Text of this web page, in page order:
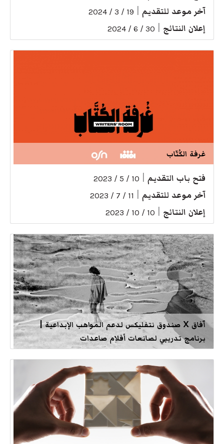
آخر موعد للتقديم 19 / 3 / 2024
إعلان النتائج 30 / 6 / 2024
غرفة الكُتّاب
فتح باب التقديم 10 / 5 / 2023
آخر موعد للتقديم 11 / 7 / 2023
إعلان النتائج 10 / 10 / 2023
آفاق X صندوق نتفليكس لدعم المواهب الإبداعية |
برنامج تدريبي لصانعات أفلام صاعدات